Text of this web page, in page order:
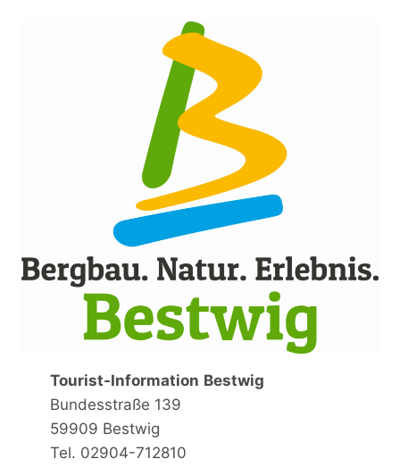
Tourist-Information Bestwig
Bundesstraße 139
59909 Bestwig
Tel. 02904-712810